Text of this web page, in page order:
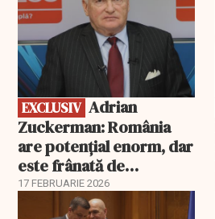
EXCLUSIV
Zuckerman: România
are potențial enorm, dar
este frânată de
corupție, companii de
stat și influența
17 FEBRUARIE 2026